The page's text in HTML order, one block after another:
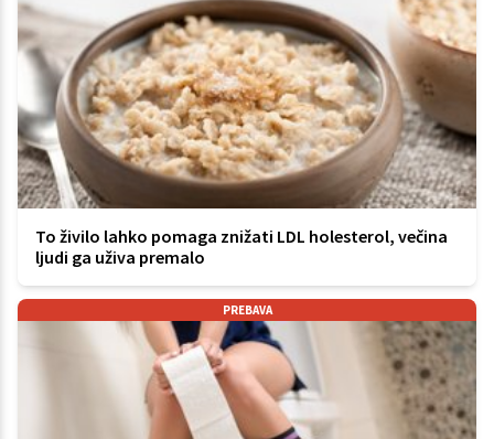
To živilo lahko pomaga znižati LDL holesterol, večina
ljudi ga uživa premalo
PREBAVA